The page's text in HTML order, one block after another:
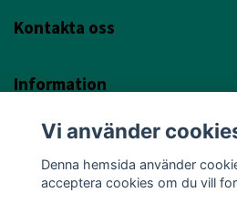
Kontakta oss
Information
Sociala Media
Vi använder
Denna hemsida använder
acceptera cookies om du vill